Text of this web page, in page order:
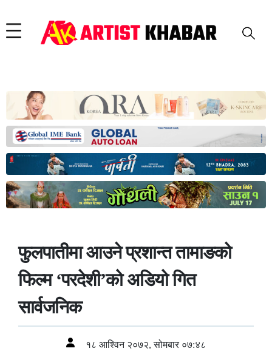
फुलपातीमा आउने प्रशान्त तामाङको
फिल्म ‘परदेशी’को अडियो गित
सार्वजनिक
१८ आश्विन २०७२, सोमबार ०७:४८